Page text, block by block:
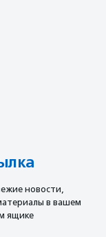
новости,
в вашем
ящике